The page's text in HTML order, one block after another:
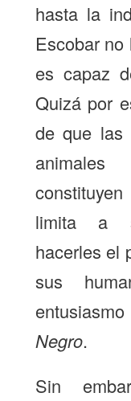
hasta la
Escobar
es capaz
Quizá por
de que las
limita a
hacerles el
sus
Negro.
Sin